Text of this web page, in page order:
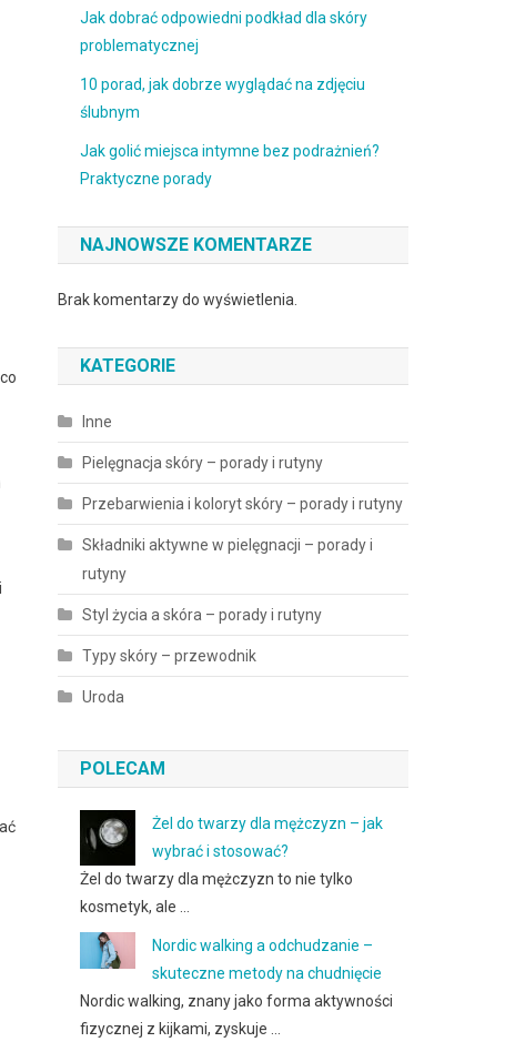
Jak dobrać odpowiedni podkład dla skóry
problematycznej
10 porad, jak dobrze wyglądać na zdjęciu
ślubnym
Jak golić miejsca intymne bez podrażnień?
Praktyczne porady
NAJNOWSZE KOMENTARZE
Brak komentarzy do wyświetlenia.
KATEGORIE
Inne
Pielęgnacja skóry – porady i rutyny
Przebarwienia i koloryt skóry – porady i rutyny
Składniki aktywne w pielęgnacji – porady i
rutyny
Styl życia a skóra – porady i rutyny
Typy skóry – przewodnik
Uroda
POLECAM
Żel do twarzy dla mężczyzn – jak
wybrać i stosować?
Żel do twarzy dla mężczyzn to nie tylko
kosmetyk, ale …
Nordic walking a odchudzanie –
skuteczne metody na chudnięcie
Nordic walking, znany jako forma aktywności
fizycznej z kijkami, zyskuje …